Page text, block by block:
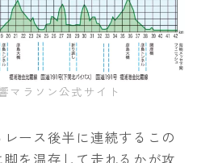
マラソン公式サイト
ース後半に連続するこの
を温存して走れるかが攻